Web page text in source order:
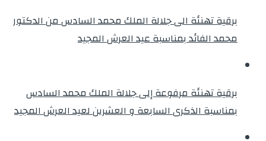
برقية تهنئة الى جلالة الملك محمد السادس من الدكتور
محمد الفائد بمناسبة عيد العرش المجيد
برقية تهنئة مرفوعة إلى جلالة الملك محمد السادس
بمناسبة الذكرى السابعة و العشرين لعيد العرش المجيد